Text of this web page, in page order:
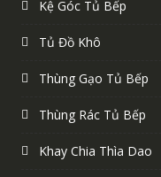
Kệ Góc Tủ Bếp
Tủ Đồ Khô
Thùng Gạo Tủ Bếp
Thùng Rác Tủ Bếp
Khay Chia Thìa Dao